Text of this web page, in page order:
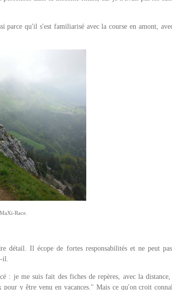
parce qu'il s'est familiarisé avec la course en amont,
Race.
détail. Il écope de fortes responsabilités et ne peut
il.
: je me suis fait des fiches de repères, avec la distance,
pour y être venu en vacances." Mais ce qu'on croit